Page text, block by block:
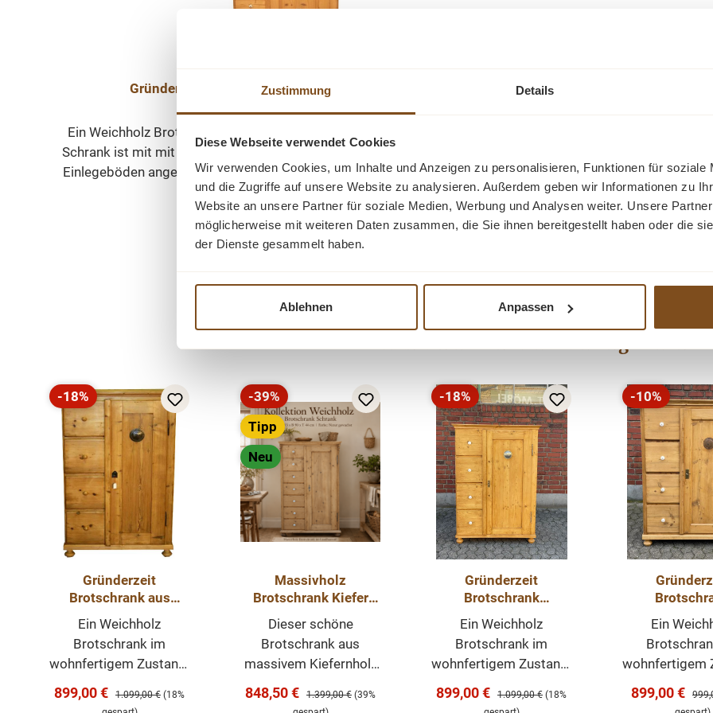
Zustimmung Details
Diese Webseite verwendet Cookies
Wir verwenden Cookies, um Inhalte und Anzeigen zu personalisieren, Funktionen für soziale
und die Zugriffe auf unsere Website zu analysieren. Außerdem geben wir Informationen zu
Website an unsere Partner für soziale Medien, Werbung und Analysen weiter. Unsere
möglicherweise mit weiteren Daten zusammen, die Sie ihnen bereitgestellt haben oder die
der Dienste gesammelt haben.
Ablehnen Anpassen
Gründerzeit Brotschrank aus massivem Weichholz
Ein Weichholz Brotschrank, der sich direkt in Ihre Wohnung integriert. Der
Schrank ist mit mit Bienenwachs behandelt und aufpoliert. Im Schrank sind
Einlegeböden angebracht und der Schrank hat 5 große Schubladen für Ihre
persönlichen Gegenstände. Es sind Schloss und Schlüssel vorhanden und voll
funktionsfähig. Der Schrank ist voll massiv. Ein schöner Vorratsschrank für
ihren Wohnbereich! Die Abmessungen: Höhe: 160 cm. Breite: 95 cm. Tiefe: 40
cm.
Verkaufspreis:
899,00 € Regulärer Preis:
1.099,00 € (18% gespart)
Vergleichen
In den Warenkorb
Gründerzeit
Ein Weichholz
Bienenwachs
Zustand. Im
großen Schubladen.
funktionsfähig. Der
ihren Wohnbereich!
Rabatt
-18%
Gründerzeit
Brotschrank aus
massivem Weichholz
Ein Weichholz
Brotschrank im
wohnfertigem Zustand.
behandelt und
Verkaufspreis:
899,00 € Regulärer Preis:
1.099,00 € (18%
Rabatt
-39%
Tipp
Neu
Massivholz
Brotschrank Kiefer
Natur gewachst 7
Schubladen &
Porzellanknöpfe
Dieser schöne
Brotschrank aus
massivem Kiefernholz
Vorgaben neu gebaut
Verkaufspreis:
848,50 € Regulärer Preis:
1.399,00 € (39%
Rabatt
-18%
Gründerzeit
Brotschrank
Weichholz Schrank
Ein Weichholz
Brotschrank im
wohnfertigem Zustand.
behandelt und
Verkaufspreis:
899,00 € Regulärer Preis:
1.099,00 € (18%
Rabatt
-10%
Ein
wohnfertigem
behandelt
899,00 €